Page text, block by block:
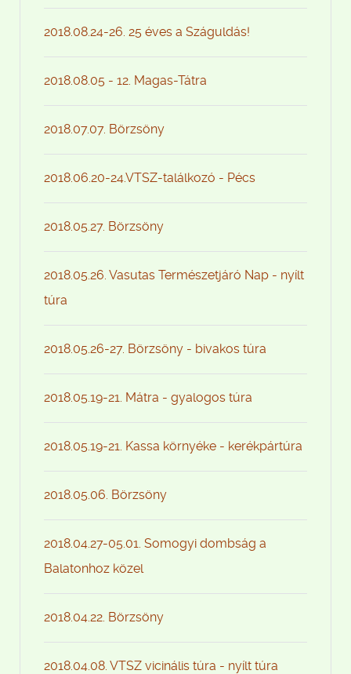
2018.08.24-26. 25 éves a Száguldás!
2018.08.05 - 12. Magas-Tátra
2018.07.07. Börzsöny
2018.06.20-24.VTSZ-találkozó - Pécs
2018.05.27. Börzsöny
2018.05.26. Vasutas Természetjáró Nap - nyílt
túra
2018.05.26-27. Börzsöny - bivakos túra
2018.05.19-21. Mátra - gyalogos túra
2018.05.19-21. Kassa környéke - kerékpártúra
2018.05.06. Börzsöny
2018.04.27-05.01. Somogyi dombság a
Balatonhoz közel
2018.04.22. Börzsöny
2018.04.08. VTSZ vicinális túra - nyílt túra